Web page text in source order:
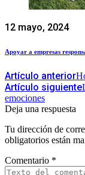
12 mayo, 2024
Apoyar a empresas
Artículo anterior
Artículo siguiente
emociones
Deja una respuesta
Tu dirección de
obligatorios están
Comentario *